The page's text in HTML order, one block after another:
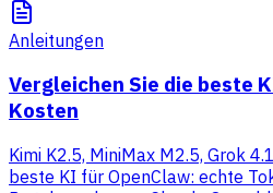
Anleitungen
Vergleichen Sie die beste
Kosten
Kimi K2.5, MiniMax M2.5, Grok
beste KI für OpenClaw: echte